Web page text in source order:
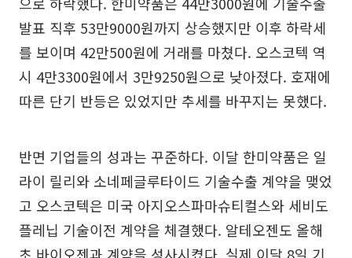
발표 직후 53만9000원까지 상승했지만 이후 하락세
를 보이며 42만500원에 거래를 마쳤다. 오스코텍 역
시 4만3300원에서 3만9250원으로 낮아졌다. 호재에
따른 단기 반등은 있었지만 추세를 바꾸지는 못했다.
반면 기업들의 성과는 꾸준하다. 이달 한미약품은 일
라이 릴리와 소네페글루타이드 기술수출 계약을 맺었
고 오스코텍은 미국 아지오스파마슈티컬스와 세비도
플레닙 기술이전 계약을 체결했다. 알테오젠도 올해